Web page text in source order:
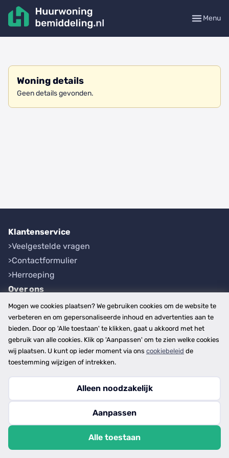
Menu
Woning details
Geen details gevonden.
Klantenservice
Veelgestelde vragen
Contactformulier
Herroeping
Over ons
Bedrijfsgegevens
Werkwijze
Overzichten
Plaatsen
Provincies
Copyright © 2026
privacy- en cookiebeleid
Mogen we cookies plaatsen? We gebruiken cookies om de website te
verbeteren en om gepersonaliseerde inhoud en advertenties aan te
bieden. Door op 'Alle toestaan' te klikken, gaat u akkoord met het
gebruik van alle cookies. Klik op 'Aanpassen' om te zien welke cookies
wij plaatsen. U kunt op ieder moment via ons cookiebeleid de
toestemming wijzigen of intrekken.
Alleen noodzakelijk
Aanpassen
Alle toestaan